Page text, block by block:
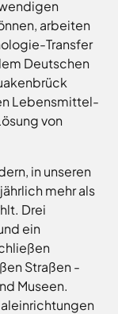
arbeiten
Transfer
Deutschen
Lebensmittel-
von
in unseren
mehr als
Drei
ein
Straßen -
Museen.